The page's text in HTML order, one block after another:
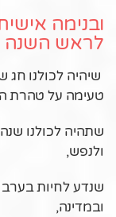
ובנימה
לראש השנה
שיהיה לכולנו
טעימה על טהרת
שתהיה לכולנו
ולנפש,
שנדע לחיות
ובמדינה,